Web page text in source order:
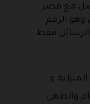
مع قصر
وهو الرقم
فقط :
الأواني المنزلية و
والطهي